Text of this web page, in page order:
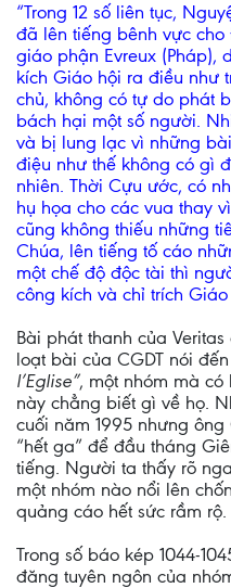
“Trong 12 số liên tục,
đã lên tiếng bênh vực
giáo phận Evreux (Pháp),
kích Giáo hội ra điều như
chủ, không có tự do phát
bách hại một số người.
và bị lung lạc vì những
điệu như thế không có gì
nhiên. Thời Cựu ước, có
hụ họa cho các vua thay
cũng không thiếu những
Chúa, lên tiếng tố cáo
một chế độ độc tài thì
công kích và chỉ trích
Bài phát thanh của
loạt bài của CGDT nói
l’Eglise”, một nhóm mà
này chẳng biết gì về họ.
cuối năm 1995 nhưng
“hết ga” để đầu tháng
tiếng. Người ta thấy rõ
một nhóm nào nổi lên
quảng cáo hết sức rầm rộ.
Trong số báo kép 1044-
đăng tuyên ngôn của